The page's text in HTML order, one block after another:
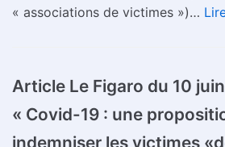
« associations de victimes »)…
Article Le Figaro du 10
« Covid-19 : une
indemniser les victimes